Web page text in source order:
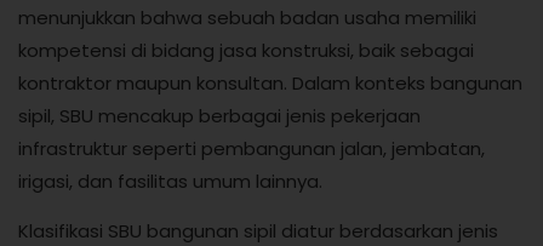
menunjukkan bahwa sebuah badan usaha memiliki
kompetensi di bidang jasa konstruksi, baik sebagai
kontraktor maupun konsultan. Dalam konteks bangunan
sipil, SBU mencakup berbagai jenis pekerjaan
infrastruktur seperti pembangunan jalan, jembatan,
irigasi, dan fasilitas umum lainnya.
Klasifikasi SBU bangunan sipil diatur berdasarkan jenis